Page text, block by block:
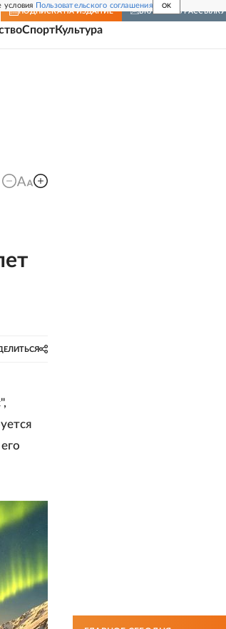
Пользовательского соглашения OK
ПОДПИСКА НА ИЗДАНИЕ ВКЛЮЧИТЬ РАССЫЛКУ
СпортКультура